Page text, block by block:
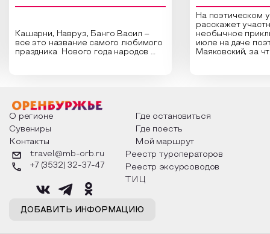
Кашарни, Навруз, Банго Васил –
все это название самого любимого
праздника Нового года народов
о том, как встречают новый год в
разных уголках страны, какие
обряды совершают на удачу и
благополучие, в чем схожи и
различаются традиции. Кто такой
Дед Мороз и откуда он пришел, как
его называют в разных уголках
страны и как появились елочные
На поэтическом
расскажет
необычное
июле на даче
Маяковский, за
Твардовского и
каждой строчке
восхищение
яркому времени
О регионе
Где остановиться
Сувениры
Где поесть
Контакты
Мой маршрут
ДОБАВИТЬ ИНФОРМАЦИЮ
travel@mb-orb.ru
+7 (3532) 32-37-47
Реестр туроператоров
Реестр эксурсоводов
ТИЦ